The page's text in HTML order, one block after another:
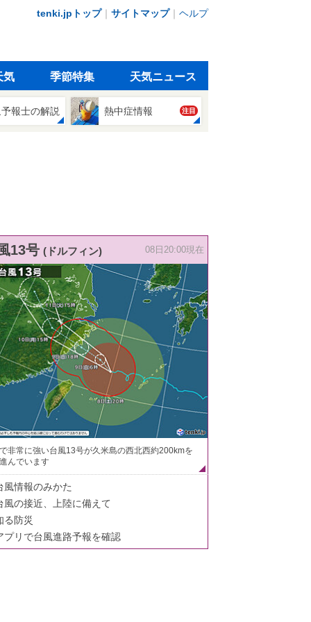
tenki.jpトップ｜ サイトマップ｜ ヘルプ
気 季節特集 天気ニュース
報士の解説 熱中症情報 注目
13号 (ドルフィン) 08日20:00現在
非常に強い台風13号が久米島の西北西約200kmを
んでいます
風情報のみかた
風の接近、上陸に備えて
る防災
プリで台風進路予報を確認